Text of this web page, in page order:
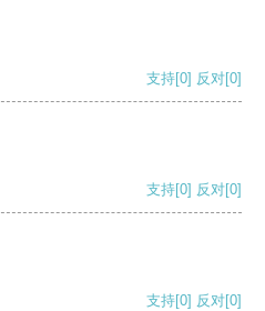
支持[0] 反对[0]
支持[0] 反对[0]
支持[0] 反对[0]